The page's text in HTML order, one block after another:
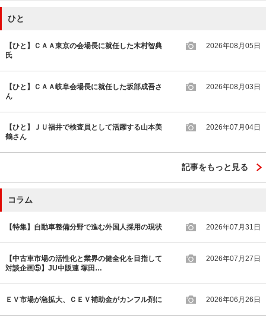
ひと
【ひと】ＣＡＡ東京の会場長に就任した木村智典
氏
2026年08月05日
【ひと】ＣＡＡ岐阜会場長に就任した坂部成吾さ
ん
2026年08月03日
【ひと】ＪＵ福井で検査員として活躍する山本美
鶴さん
2026年07月04日
記事をもっと見る
コラム
【特集】自動車整備分野で進む外国人採用の現状 2026年07月31日
【中古車市場の活性化と業界の健全化を目指して
対談企画⑤】JU中販連 塚田…
2026年07月27日
ＥＶ市場が急拡大、ＣＥＶ補助金がカンフル剤に 2026年06月26日